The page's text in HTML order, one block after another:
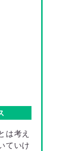
は考え
ていけ